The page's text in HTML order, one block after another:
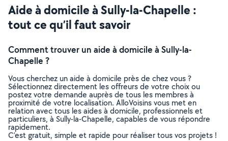
Aide à domicile à Sully-la-Chapelle :
tout ce qu’il faut savoir
Comment trouver un aide à domicile à Sully-la-
Chapelle ?
Vous cherchez un aide à domicile près de chez vous ?
Sélectionnez directement les offreurs de votre choix ou
postez votre demande auprès de tous les membres à
proximité de votre localisation. AlloVoisins vous met en
relation avec tous les aides à domicile, professionnels et
particuliers, à Sully-la-Chapelle, capables de vous répondre
rapidement.
C’est gratuit, simple et rapide pour réaliser tous vos projets !